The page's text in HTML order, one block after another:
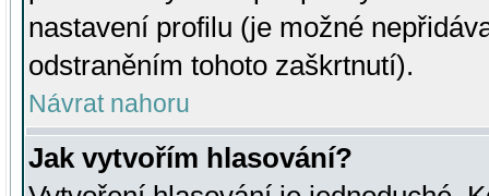
nastavení profilu (je možné
odstraněním tohoto zaškrtnutí).
Návrat nahoru
Jak vytvořím hlasování?